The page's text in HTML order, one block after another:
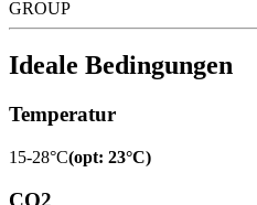
GROUP
Ideale Bedingungen
Temperatur
15-28°C(opt: 23°C)
CO2